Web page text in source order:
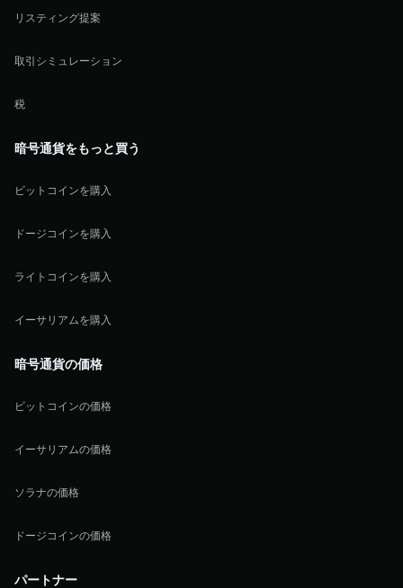
リスティング提案
取引シミュレーション
税
暗号通貨をもっと買う
ビットコインを購入
ドージコインを購入
ライトコインを購入
イーサリアムを購入
暗号通貨の価格
ビットコインの価格
イーサリアムの価格
ソラナの価格
ドージコインの価格
パートナー